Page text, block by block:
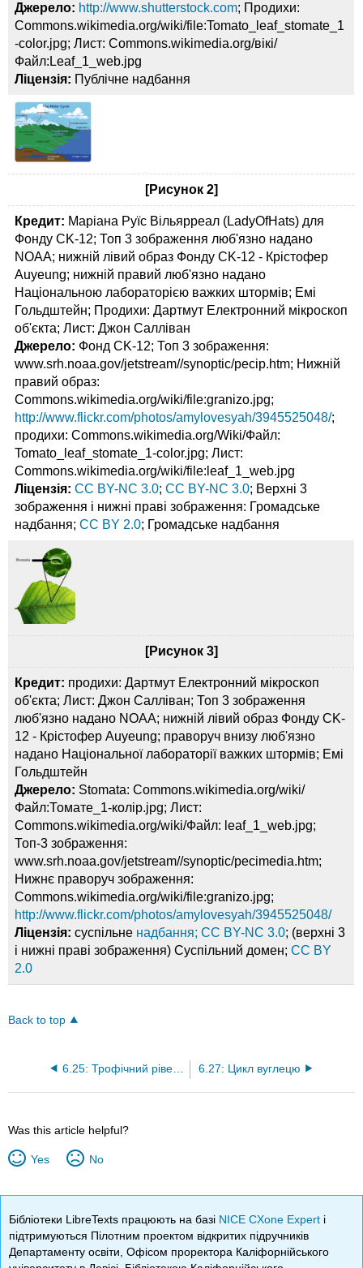
Джерело: http://www.shutterstock.com; Продихи:
Commons.wikimedia.org/wiki/file:Tomato_leaf_stomate_1
-color.jpg; Лист: Commons.wikimedia.org/вікі/
Файл:Leaf_1_web.jpg
Ліцензія: Публічне надбання
[Рисунок 2]
Кредит: Маріана Руїс Вільярреал (LadyOfHats) для
Фонду CK-12; Топ 3 зображення люб'язно надано
NOAA; нижній лівий образ Фонду CK-12 - Крістофер
Auyeung; нижній правий люб'язно надано
Національною лабораторією важких штормів; Емі
Гольдштейн; Продихи: Дартмут Електронний мікроскоп
об'єкта; Лист: Джон Салліван
Джерело: Фонд CK-12; Топ 3 зображення:
www.srh.noaa.gov/jetstream//synoptic/pecip.htm; Нижній
правий образ:
Commons.wikimedia.org/wiki/file:granizo.jpg;
http://www.flickr.com/photos/amylovesyah/3945525048/;
продихи: Commons.wikimedia.org/Wiki/Файл:
Tomato_leaf_stomate_1-color.jpg; Лист:
Commons.wikimedia.org/wiki/file:leaf_1_web.jpg
Ліцензія: CC BY-NC 3.0;CC BY-NC 3.0; Верхні 3
зображення і нижні праві зображення: Громадське
надбання;CC BY 2.0; Громадське надбання
[Рисунок 3]
Кредит: продихи: Дартмут Електронний мікроскоп
об'єкта; Лист: Джон Салліван; Топ 3 зображення
люб'язно надано NOAA; нижній лівий образ Фонду CK-
12 - Крістофер Auyeung; праворуч внизу люб'язно
надано Національної лабораторії важких штормів; Емі
Гольдштейн
Джерело: Stomata: Commons.wikimedia.org/wiki/
Файл:Томате_1-колір.jpg; Лист:
Commons.wikimedia.org/wiki/Файл: leaf_1_web.jpg;
Топ-3 зображення:
www.srh.noaa.gov/jetstream//synoptic/pecimedia.htm;
Нижнє праворуч зображення:
Commons.wikimedia.org/wiki/file:granizo.jpg;
http://www.flickr.com/photos/amylovesyah/3945525048/
Ліцензія: суспільне надбання; CC BY-NC 3.0; (верхні 3
і нижні праві зображення) Суспільний домен;CC BY
2.0
Back to top
6.27: Цикл вуглецю
Was this article helpful?
Yes No
Бібліотеки LibreTexts працюють на базі NICE CXone Expert і
підтримуються Пілотним проектом відкритих підручників
Департаменту освіти, Офісом проректора Каліфорнійського